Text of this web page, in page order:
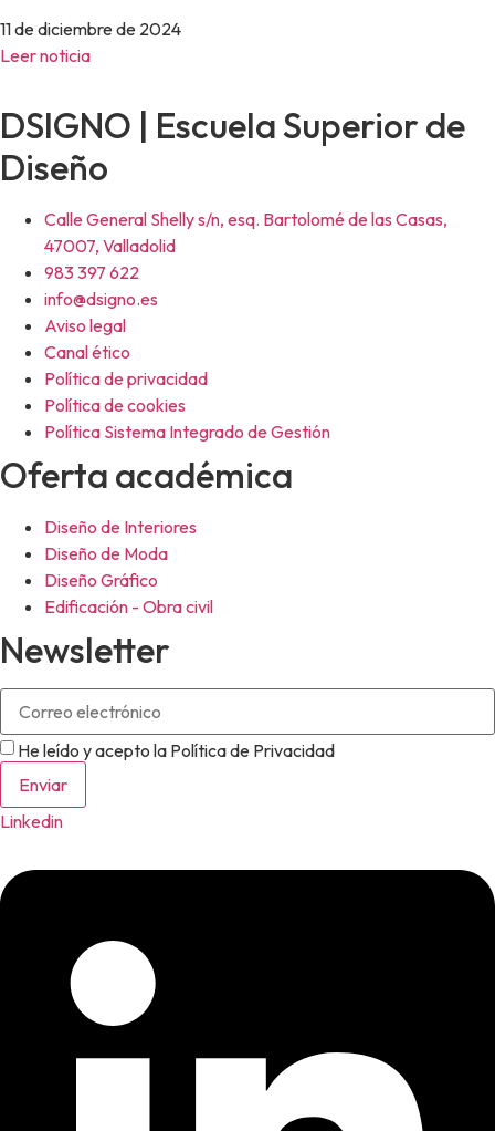
11 de diciembre de 2024
Leer noticia
DSIGNO | Escuela Superior de
Diseño
Calle General Shelly s/n, esq. Bartolomé de las Casas,
47007, Valladolid
983 397 622
info@dsigno.es
Aviso legal
Canal ético
Política de privacidad
Política de cookies
Política Sistema Integrado de Gestión
Oferta académica
Diseño de Interiores
Diseño de Moda
Diseño Gráfico
Edificación - Obra civil
Newsletter
He leído y acepto la Política de Privacidad
Enviar
Linkedin